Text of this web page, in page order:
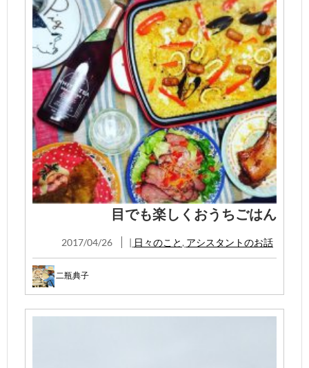
目でも楽しくおうちごはん
2017/04/26 | 日々のこと , アシスタントのお話
二瓶典子